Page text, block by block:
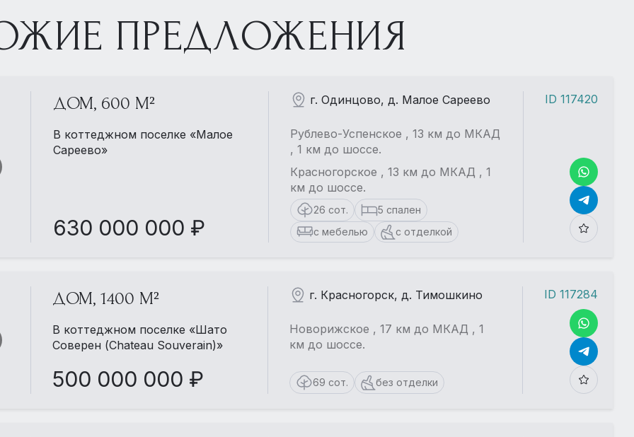
ПРЕДЛОЖЕНИЯ
ДОМ, 600 М²
В коттеджном поселке «Малое
Сареево»
630 000 000 ₽
г. Одинцово, д. Малое Сареево
Рублево-Успенское , 13 км до МКАД
, 1 км до шоссе.
Красногорское , 13 км до МКАД , 1
км до шоссе.
26 сот.
5 спален
с мебелью
с отделкой
ID 117420
ДОМ, 1400 М²
В коттеджном поселке «Шато
Соверен (Chateau Souverain)»
500 000 000 ₽
г. Красногорск, д. Тимошкино
Новорижское , 17 км до МКАД , 1
км до шоссе.
69 сот. без отделки
ID 117284